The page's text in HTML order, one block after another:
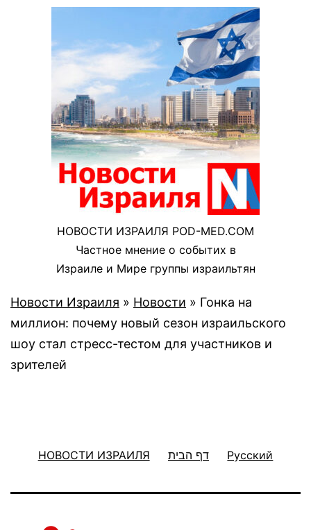
НОВОСТИ ИЗРАИЛЯ POD-MED.COM
Частное мнение о событих в
Израиле и Мире группы израильтян
Новости Израиля » Новости » Гонка на
миллион: почему новый сезон израильского
шоу стал стресс-тестом для участников и
зрителей
НОВОСТИ ИЗРАИЛЯ דף הבית Русский